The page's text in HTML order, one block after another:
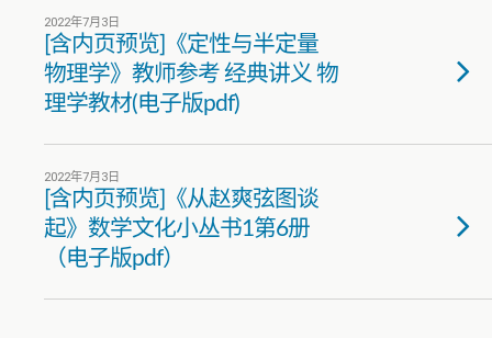
2022年7月3日
[含内页预览]《定性与半定量
物理学》教师参考 经典讲义 物
理学教材(电子版pdf)
2022年7月3日
[含内页预览]《从赵爽弦图谈
起》数学文化小丛书1第6册
（电子版pdf）